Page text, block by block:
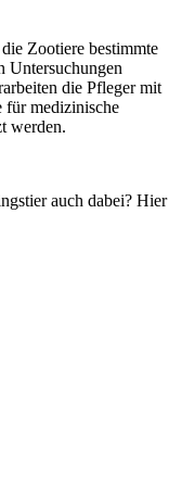
Zootiere bestimmte
Untersuchungen
die Pfleger mit
für medizinische
werden.
auch dabei? Hier